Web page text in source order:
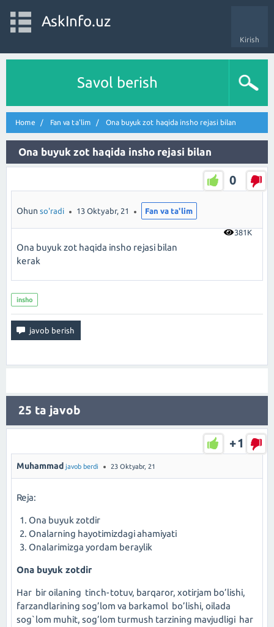
Kirish
AskInfo.uz
Savol berish
Home Fan va ta'lim Ona buyuk zot haqida insho rejasi bilan
Ona buyuk zot haqida insho rejasi bilan
0
381K
Ohun so'radi 13 Oktyabr, 21 Fan va ta'lim
Ona buyuk zot haqida insho rejasi bilan
kerak
insho
25 ta javob
+1
Muhammad javob berdi 23 Oktyabr, 21
Reja:
Ona buyuk zotdir
Onalarning hayotimizdagi ahamiyati
Onalarimizga yordam beraylik
Ona buyuk zotdir
Har bir oilaning tinch-totuv, barqaror, xotirjam bo’lishi,
farzandlarining sog’lom va barkamol bo’lishi, oilada
sog`lom muhit, sog’lom turmush tarzining mavjudligi har